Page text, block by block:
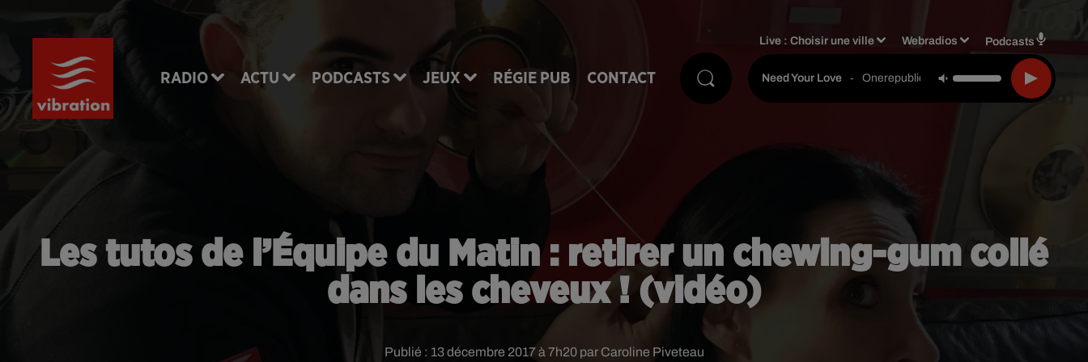
RADIO ACTU PODCASTS JEUX RÉGIE PUB CONTACT
Live :Choisir une ville Webradios Podcasts
Need Your Love - Onerepublic
Les tutos de l’Équipe du Matin : retirer un chewing-gum collé
dans les cheveux ! (vidéo)
Publié : 13 décembre 2017 à 7h20 par Caroline Piveteau